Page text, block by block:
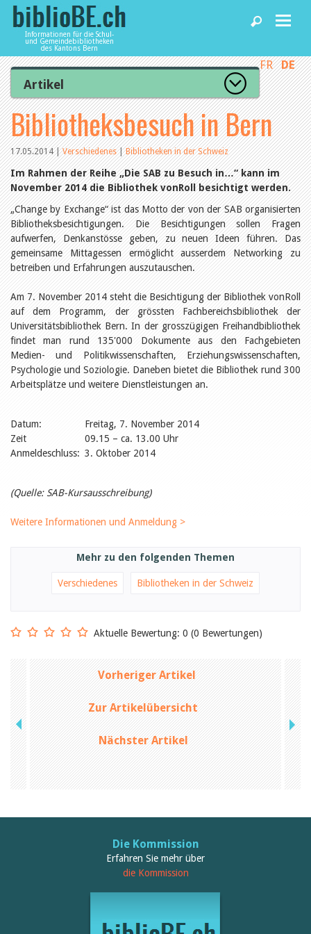
Informationen für die Schul-
und Gemeindebibliotheken
des Kantons Bern
Home
News und Fachbeiträge
Bibliotheken
Agenda
Dienstleistungen
biblioBE nutzen
FR DE
Artikel
Zur Artikelübersicht
Lesenswert
Gut bewertet
Kategorien
Aus dem Amt für Kultur
Aus der Kommission
Aus den Bibliotheken
Organisation
Raum und Infrastruktur
Bestand
Benutzung
Finanzen
Personal
Qualitätsmanagement
Recht und Politik
Öffentlichkeitsarbeit
Leseförderung
Aus aller Welt
Verschiedenes
Lesetipps
Tags
Kinder- und Jugendmedien
Bibliothek und Schule
Bibliotheksförderung
Einmalige Beiträge
Bibliosuisse
Alle Tags
Birgit Libiszewski
Sandra Dettwyler
Sibylle Birrer
Javier Lopez
Céline Graf
Felicitas Isler
Andrea Grichting
Therese von Weissenfluh
Nicole Rothen
Manuela Nyffeler-Lanker
Alle Autoren
Juli 2026
Bibliotheksbesuch in Bern
17.05.2014|Verschiedenes|Bibliotheken in der Schweiz
Im Rahmen der Reihe „Die SAB zu Besuch in…“ kann im
November 2014 die Bibliothek vonRoll besichtigt werden.
„Change by Exchange“ ist das Motto der von der SAB organisierten
Bibliotheksbesichtigungen. Die Besichtigungen sollen Fragen
aufwerfen, Denkanstösse geben, zu neuen Ideen führen. Das
gemeinsame Mittagessen ermöglicht ausserdem Networking zu
betreiben und Erfahrungen auszutauschen.
Am 7. November 2014 steht die Besichtigung der Bibliothek vonRoll
auf dem Programm, der grössten Fachbereichsbibliothek der
Universitätsbibliothek Bern. In der grosszügigen Freihandbibliothek
findet man rund 135'000 Dokumente aus den Fachgebieten
Medien- und Politikwissenschaften, Erziehungswissenschaften,
Psychologie und Soziologie. Daneben bietet die Bibliothek rund 300
Arbeitsplätze und weitere Dienstleistungen an.
Datum:
Freitag, 7. November 2014
Zeit
09.15 – ca. 13.00 Uhr
Anmeldeschluss: 3. Oktober 2014
(Quelle: SAB-Kursausschreibung)
Weitere Informationen und Anmeldung >
Mehr zu den folgenden Themen
Verschiedenes Bibliotheken in der Schweiz
Aktuelle Bewertung: 0 (0 Bewertungen)
Vorheriger Artikel
Zur Artikelübersicht
Nächster Artikel
Die Kommission
Erfahren Sie mehr über
die Kommission